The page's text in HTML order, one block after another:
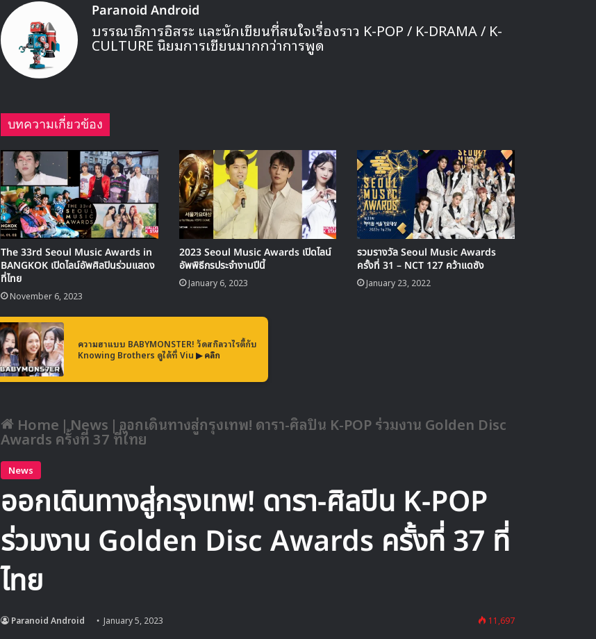
Paranoid Android
บรรณาธิการอิสระ และนักเขียนที่สนใจเรื่องราว K-POP / K-DRAMA / K-
CULTURE นิยมการเขียนมากกว่าการพูด
บทความเกี่ยวข้อง
The 33rd Seoul Music Awards in
BANGKOK เปิดไลน์อัพศิลปินร่วมแสดง
ที่ไทย
November 6, 2023
2023 Seoul Music Awards เปิดไลน์
อัพพิธีกรประจำงานปีนี้
January 6, 2023
รวมรางวัล Seoul Music Awards
ครั้งที่ 31 – NCT 127 คว้าแดซัง
January 23, 2022
ความฮาแบบ BABYMONSTER! วัดสกิลวาไรตี้กับ
Knowing Brothers ดูได้ที่ Viu ▶ คลิก